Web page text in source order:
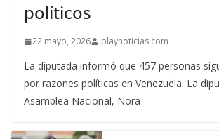
políticos
22 mayo, 2026 iplaynoticias.com
La diputada informó que 457 personas
por razones políticas en Venezuela. La
Asamblea Nacional, Nora